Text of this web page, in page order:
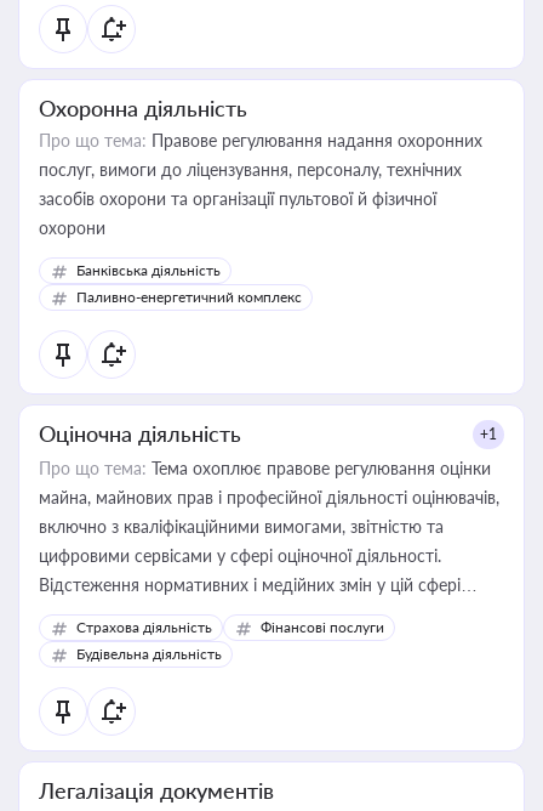
Охоронна діяльність
Про що тема: Правове регулювання надання охоронних
послуг, вимоги до ліцензування, персоналу, технічних
засобів охорони та організації пультової й фізичної
охорони
Банківська діяльність
Паливно-енергетичний комплекс
Оціночна діяльність +1
Про що тема: Тема охоплює правове регулювання оцінки
майна, майнових прав і професійної діяльності оцінювачів,
включно з кваліфікаційними вимогами, звітністю та
цифровими сервісами у сфері оціночної діяльності.
Відстеження нормативних і медійних змін у цій сфері
корисне для власника бізнесу, керівника, юриста або
бухгалтера під час оподаткування, приватизації, оренди
державного майна, корпоративних угод і перевірки
статусу суб'єктів оціночної діяльності
Страхова діяльність
Фінансові послуги
Будівельна діяльність
Легалізація документів